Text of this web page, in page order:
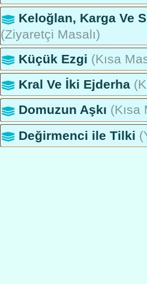
Keloğlan, Karga Ve
(Ziyaretçi Masalı)
Küçük Ezgi (Kısa
Kral Ve İki Ejderha
Domuzun Aşkı (Kısa
Değirmenci ile Tilki